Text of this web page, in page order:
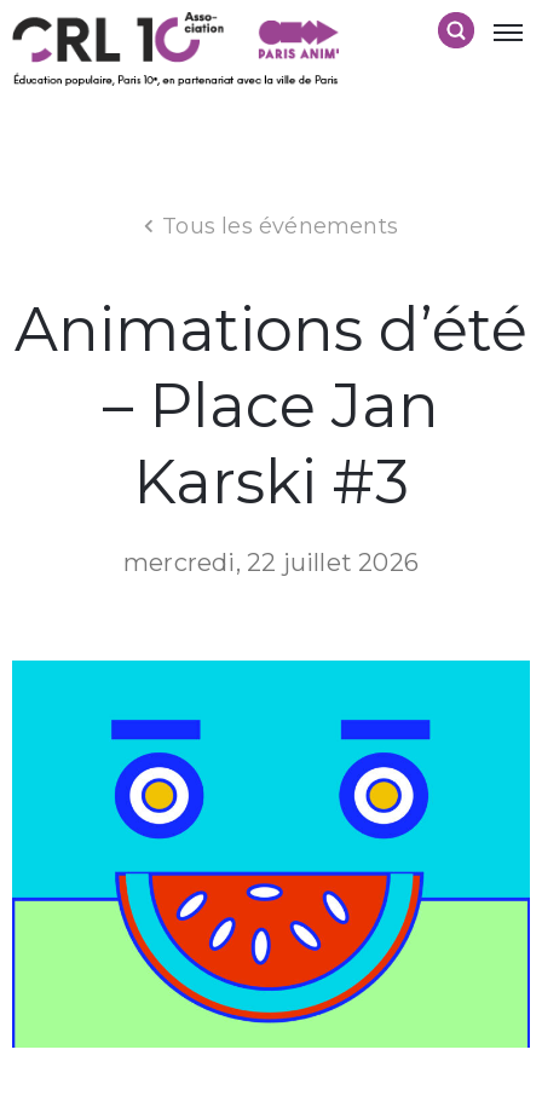
Tous les événements
Animations d’été
– Place Jan
Karski #3
mercredi, 22 juillet 2026